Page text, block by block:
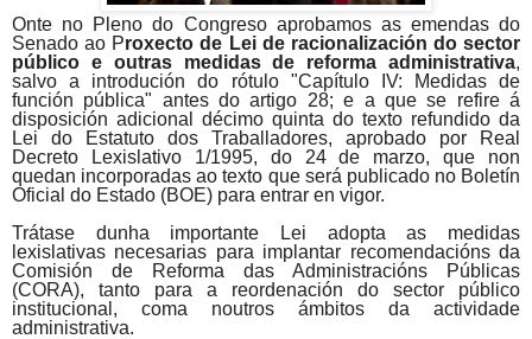
Onte no Pleno do Congreso aprobamos as emendas do
Senado ao Proxecto de Lei de racionalización do sector
público e outras medidas de reforma administrativa,
salvo a introdución do rótulo "Capítulo IV: Medidas de
función pública" antes do artigo 28; e a que se refire á
disposición adicional décimo quinta do texto refundido da
Lei do Estatuto dos Traballadores, aprobado por Real
Decreto Lexislativo 1/1995, do 24 de marzo, que non
quedan incorporadas ao texto que será publicado no Boletín
Oficial do Estado (BOE) para entrar en vigor.
Trátase dunha importante Lei adopta as medidas
lexislativas necesarias para implantar recomendacións da
Comisión de Reforma das Administracións Públicas
(CORA), tanto para a reordenación do sector público
institucional, coma noutros ámbitos da actividade
administrativa.